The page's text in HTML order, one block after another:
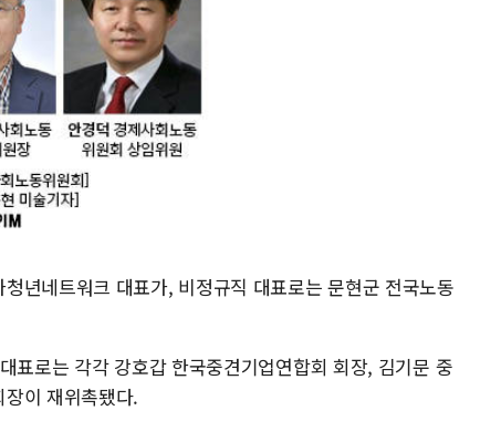
년네트워크 대표가, 비정규직 대표로는 문현군 전국노동
표로는 각각 강호갑 한국중견기업연합회 회장, 김기문 중
이 재위촉됐다.